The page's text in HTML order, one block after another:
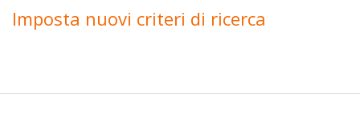
Imposta nuovi criteri di ricerca